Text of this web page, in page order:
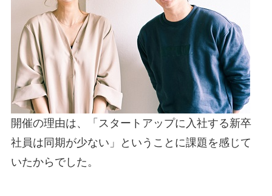
開催の理由は、「スタートアップに入社する新卒
社員は同期が少ない」ということに課題を感じて
いたからでした。